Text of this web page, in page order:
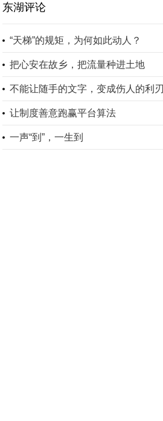
东湖评论
“天梯”的规矩，为何如此动人？
把心安在故乡，把流量种进土地
不能让随手的文字，变成伤人的利刃
让制度善意跑赢平台算法
一声“到”，一生到